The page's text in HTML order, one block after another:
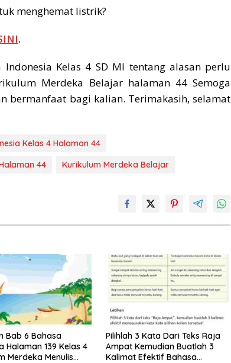
menghemat listrik?
.
Kelas 4 SD MI tentang alasan perlu
Merdeka Belajar halaman 44 Semoga
bermanfaat bagi kalian. Terimakasih, selamat
Kelas 4 Halaman 44
44
Kurikulum Merdeka Belajar
Bab 6 Bahasa
Halaman 139 Kelas 4
Merdeka Menulis
Pilihlah 3 Kata Dari Teks Raja
Ampat Kemudian Buatlah 3
Kalimat Efektif Bahasa